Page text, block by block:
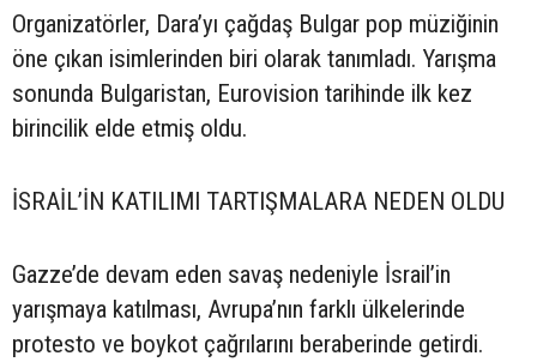
Organizatörler, Dara’yı çağdaş Bulgar pop müziğinin
öne çıkan isimlerinden biri olarak tanımladı. Yarışma
sonunda Bulgaristan, Eurovision tarihinde ilk kez
birincilik elde etmiş oldu.
İSRAİL’İN KATILIMI TARTIŞMALARA NEDEN OLDU
Gazze’de devam eden savaş nedeniyle İsrail’in
yarışmaya katılması, Avrupa’nın farklı ülkelerinde
protesto ve boykot çağrılarını beraberinde getirdi.